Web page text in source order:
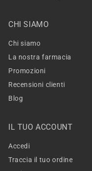
CHI SIAMO
Chi siamo
La nostra farmacia
Promozioni
Recensioni clienti
Blog
IL TUO ACCOUNT
Accedi
Traccia il tuo ordine